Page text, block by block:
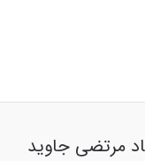
مرتضی جاوید